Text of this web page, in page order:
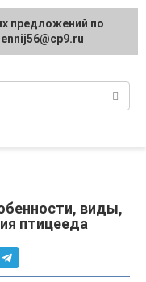
виды,
птицееда
предложений по